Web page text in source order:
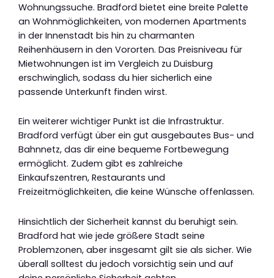
Wohnungssuche. Bradford bietet eine breite Palette
an Wohnmöglichkeiten, von modernen Apartments
in der Innenstadt bis hin zu charmanten
Reihenhäusern in den Vororten. Das Preisniveau für
Mietwohnungen ist im Vergleich zu Duisburg
erschwinglich, sodass du hier sicherlich eine
passende Unterkunft finden wirst.
Ein weiterer wichtiger Punkt ist die Infrastruktur.
Bradford verfügt über ein gut ausgebautes Bus- und
Bahnnetz, das dir eine bequeme Fortbewegung
ermöglicht. Zudem gibt es zahlreiche
Einkaufszentren, Restaurants und
Freizeitmöglichkeiten, die keine Wünsche offenlassen.
Hinsichtlich der Sicherheit kannst du beruhigt sein.
Bradford hat wie jede größere Stadt seine
Problemzonen, aber insgesamt gilt sie als sicher. Wie
überall solltest du jedoch vorsichtig sein und auf